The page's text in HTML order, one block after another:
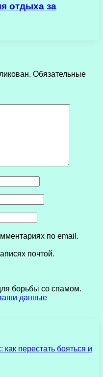
отдыха за
Обязательные
по email.
почтой.
борьбы со спамом.
данные
как перестать бояться и